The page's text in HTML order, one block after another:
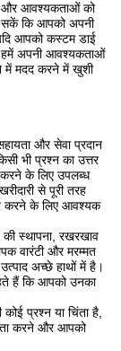
और आवश्यकताओं को
सकें कि आपको अपनी
आपको कस्टम डाई
हमें अपनी आवश्यकताओं
में मदद करने में खुशी
और सेवा प्रदान
भी प्रश्न का उत्तर
करने के लिए उपलब्ध
से पूरी तरह
करने के लिए आवश्यक
स्थापना, रखरखाव
वारंटी और मरम्मत
अच्छे हाथों में है।
हैं कि आपको उनका
प्रश्न या चिंता है,
करने और आपको